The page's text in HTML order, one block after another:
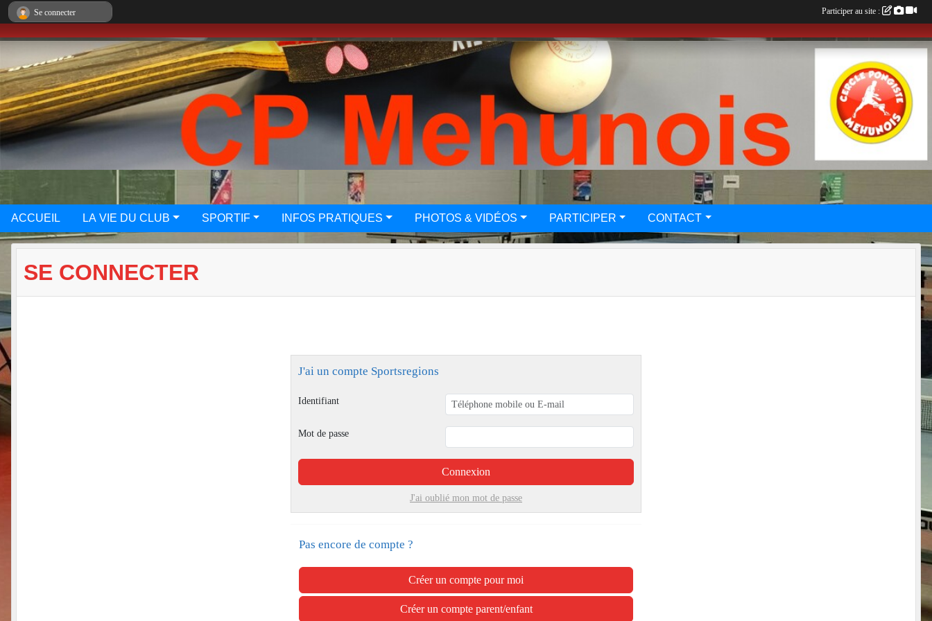
ACCUEIL LA VIE DU CLUB SPORTIF INFOS PRATIQUES PHOTOS & VIDÉOS PARTICIPER CONTACT
SE CONNECTER
J'ai un compte Sportsregions
Identifiant
Mot de passe
Connexion
J'ai oublié mon mot de passe
Pas encore de compte ?
Créer un compte pour moi
Créer un compte parent/enfant
Se connecter Participer au site :
Panneau de gestion des cookies